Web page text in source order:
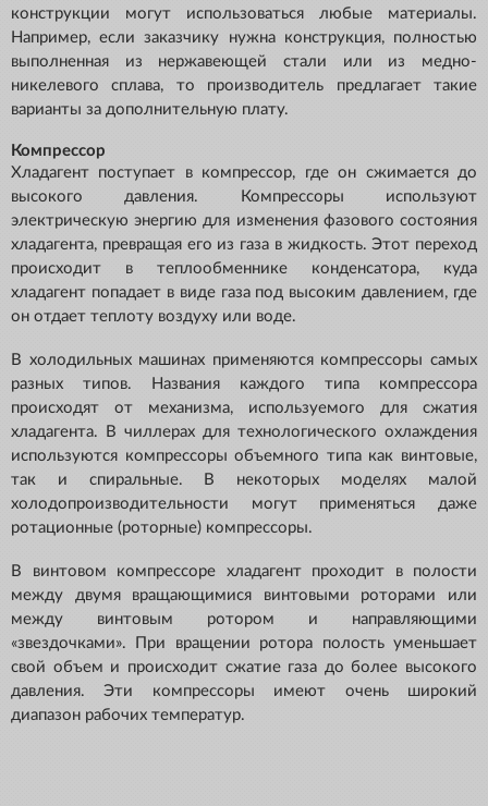
конструкции могут использоваться любые материалы.
Например, если заказчику нужна конструкция, полностью
выполненная из нержавеющей стали или из медно-
никелевого сплава, то производитель предлагает такие
варианты за дополнительную плату.
Компрессор
Хладагент поступает в компрессор, где он сжимается до
высокого давления. Компрессоры используют
электрическую энергию для изменения фазового состояния
хладагента, превращая его из газа в жидкость. Этот переход
происходит в теплообменнике конденсатора, куда
хладагент попадает в виде газа под высоким давлением, где
он отдает теплоту воздуху или воде.
В холодильных машинах применяются компрессоры самых
разных типов. Названия каждого типа компрессора
происходят от механизма, используемого для сжатия
хладагента. В чиллерах для технологического охлаждения
используются компрессоры объемного типа как винтовые,
так и спиральные. В некоторых моделях малой
холодопроизводительности могут применяться даже
ротационные (роторные) компрессоры.
В винтовом компрессоре хладагент проходит в полости
между двумя вращающимися винтовыми роторами или
между винтовым ротором и направляющими
«звездочками». При вращении ротора полость уменьшает
свой объем и происходит сжатие газа до более высокого
давления. Эти компрессоры имеют очень широкий
диапазон рабочих температур.